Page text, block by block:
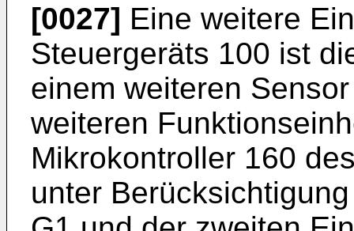
[0027] Eine weitere
Steuergeräts 100 ist
einem weiteren
weiteren
Mikrokontroller 160
unter